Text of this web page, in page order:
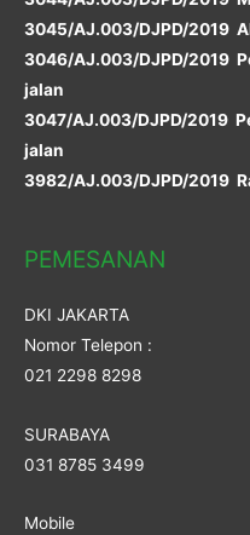
3045/AJ.003/DJPD/2019
3046/AJ.003/DJPD/2019
jalan
3047/AJ.003/DJPD/2019
jalan
3982/AJ.003/DJPD/2019
PEMESANAN
DKI JAKARTA
Nomor Telepon :
021 2298 8298
SURABAYA
031 8785 3499
Mobile